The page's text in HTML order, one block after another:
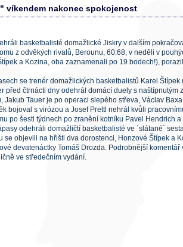
víkendem nakonec spokojenost
basketbalisté domažlické Jiskry v dalším
z odvěkých rivalů, Berounu, 60:68, v neděli v
a Kozina, oba zaznamenali po 19 bodech!),
se trenér domažlických basketbalistů Karel Štípek
před čtrnácti dny odehrál domácí duely s naštípnutým
Jakub Tauer je po operaci slepého střeva, Václav
bojoval s virózou a Josef Prettl nehrál kvůli
po šesti týdnech po zranění kotníku Pavel Hendrich
odehráli domažličtí basketbalisté ve ´slátané´
se objevili na hřišti dva dorostenci, Honzové Štípek a
devatenáctky Tomáš Drozda. Podrobnější komentář
ve středečním vydání.